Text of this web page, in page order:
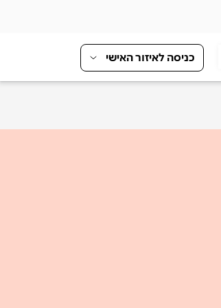
כניסה לאיזור האישי